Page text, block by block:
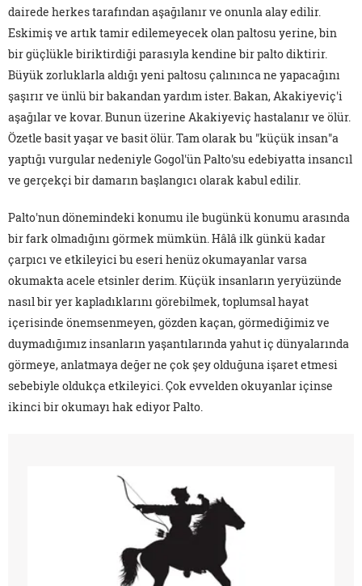
dairede herkes tarafından aşağılanır ve onunla alay edilir.
Eskimiş ve artık tamir edilemeyecek olan paltosu yerine, bin
bir güçlükle biriktirdiği parasıyla kendine bir palto diktirir.
Büyük zorluklarla aldığı yeni paltosu çalınınca ne yapacağını
şaşırır ve ünlü bir bakandan yardım ister. Bakan, Akakiyeviç'i
aşağılar ve kovar. Bunun üzerine Akakiyeviç hastalanır ve ölür.
Özetle basit yaşar ve basit ölür. Tam olarak bu "küçük insan"a
yaptığı vurgular nedeniyle Gogol'ün Palto'su edebiyatta insancıl
ve gerçekçi bir damarın başlangıcı olarak kabul edilir.
Palto'nun dönemindeki konumu ile bugünkü konumu arasında
bir fark olmadığını görmek mümkün. Hâlâ ilk günkü kadar
çarpıcı ve etkileyici bu eseri henüz okumayanlar varsa
okumakta acele etsinler derim. Küçük insanların yeryüzünde
nasıl bir yer kapladıklarını görebilmek, toplumsal hayat
içerisinde önemsenmeyen, gözden kaçan, görmediğimiz ve
duymadığımız insanların yaşantılarında yahut iç dünyalarında
görmeye, anlatmaya değer ne çok şey olduğuna işaret etmesi
sebebiyle oldukça etkileyici. Çok evvelden okuyanlar içinse
ikinci bir okumayı hak ediyor Palto.